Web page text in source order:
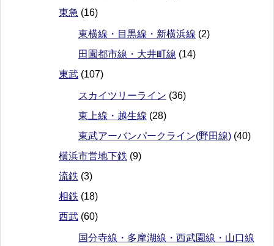
東急 (16)
東横線・目黒線・新横浜線 (2)
田園都市線・大井町線 (14)
東武 (107)
スカイツリーライン (36)
東上線・越生線 (28)
東武アーバンパークライン(野田線) (40)
横浜市営地下鉄 (9)
流鉄 (3)
相鉄 (18)
西武 (60)
国分寺線・多摩湖線・西武園線・山口線